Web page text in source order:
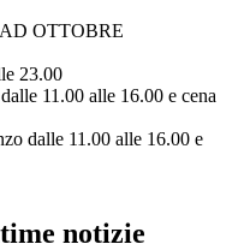
OTTOBRE
23.00
11.00 alle 16.00 e cena
dalle 11.00 alle 16.00 e
notizie